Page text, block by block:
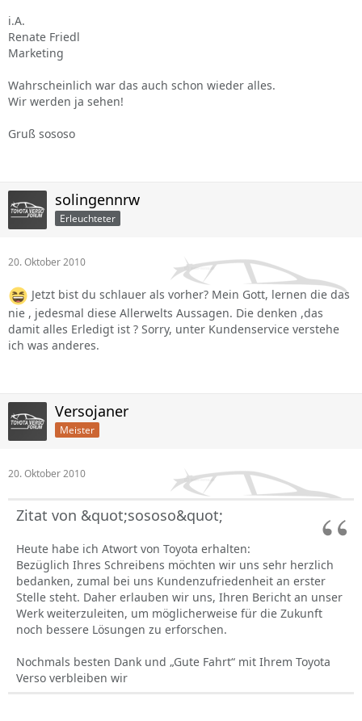
i.A.
Renate Friedl
Marketing
Wahrscheinlich war das auch schon wieder alles.
Wir werden ja sehen!
Gruß sososo
solingennrw
Erleuchteter
20. Oktober 2010
Jetzt bist du schlauer als vorher? Mein Gott, lernen die das
nie , jedesmal diese Allerwelts Aussagen. Die denken ,das
damit alles Erledigt ist ? Sorry, unter Kundenservice verstehe
ich was anderes.
Versojaner
Meister
20. Oktober 2010
Zitat von &quot;sososo&quot;
Heute habe ich Atwort von Toyota erhalten:
Bezüglich Ihres Schreibens möchten wir uns sehr herzlich
bedanken, zumal bei uns Kundenzufriedenheit an erster
Stelle steht. Daher erlauben wir uns, Ihren Bericht an unser
Werk weiterzuleiten, um möglicherweise für die Zukunft
noch bessere Lösungen zu erforschen.
Nochmals besten Dank und „Gute Fahrt“ mit Ihrem Toyota
Verso verbleiben wir